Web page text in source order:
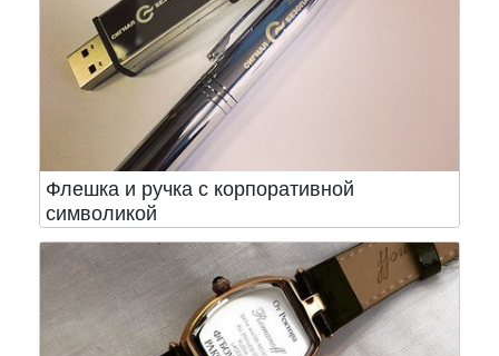
Флешка и ручка с корпоративной
символикой